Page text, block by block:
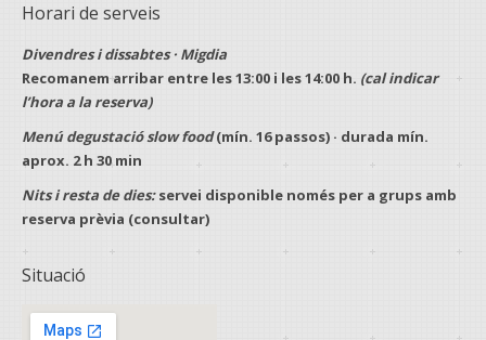
Horari de serveis
Divendres i dissabtes · Migdia
Recomanem arribar entre les13:00 i les14:00 h. (cal indicar
l’hora a la reserva)
Menú degustació slow food(mín. 16 passos) · durada mín.
aprox. 2 h 30 min
Nits i resta de dies:servei disponible només per a grups amb
reserva prèvia (consultar)
Situació